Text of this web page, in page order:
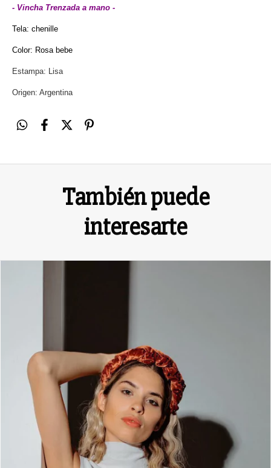
- Vincha Trenzada a mano -
Tela: chenille
Color: Rosa bebe
Estampa: Lisa
Origen: Argentina
También puede
interesarte